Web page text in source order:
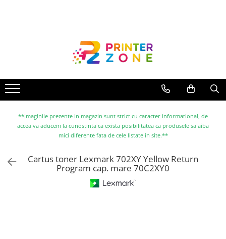
Imprimante cu jet
Multifunctionale laser
Multifunctionale cu jet
Imprimante etichete
Scanere
**Imaginile prezente in magazin sunt strict cu caracter informational, de
accea va aducem la cunostinta ca exista posibilitatea ca produsele sa aiba
mici diferente fata de cele listate in site.**
Cartus toner Lexmark 702XY Yellow Return
Program cap. mare 70C2XY0